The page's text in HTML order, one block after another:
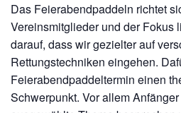
Das Feierabendpaddeln richtet
Vereinsmitglieder und der Fokus
darauf, dass wir gezielter auf
Rettungstechniken eingehen.
Feierabendpaddeltermin einen
Schwerpunkt. Vor allem